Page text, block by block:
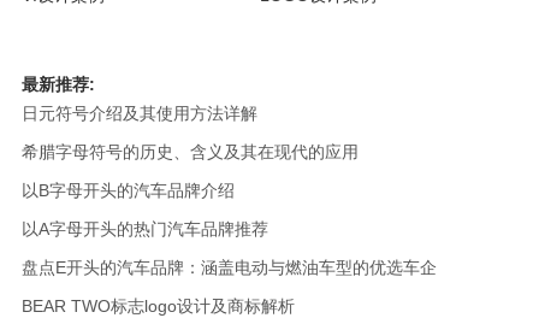
最新推荐:
日元符号介绍及其使用方法详解
希腊字母符号的历史、含义及其在现代的应用
以B字母开头的汽车品牌介绍
以A字母开头的热门汽车品牌推荐
盘点E开头的汽车品牌：涵盖电动与燃油车型的优选车企
BEAR TWO标志logo设计及商标解析